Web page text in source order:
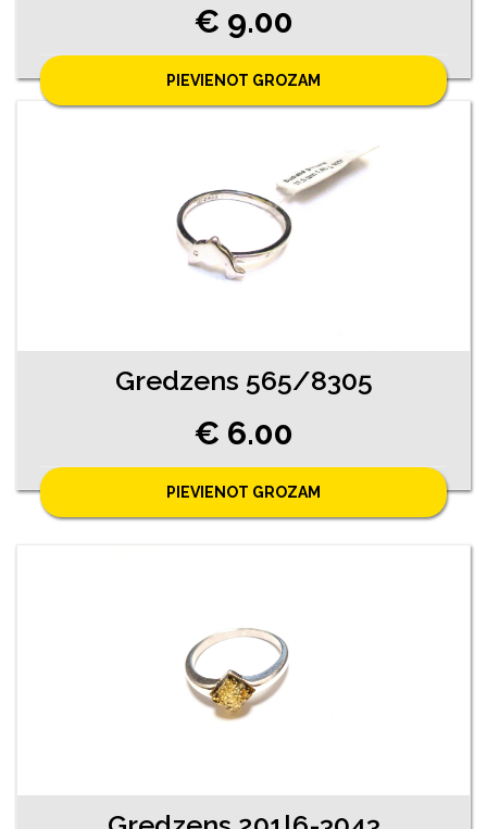
€ 9.00
PIEVIENOT GROZAM
Gredzens 565/8305
€ 6.00
PIEVIENOT GROZAM